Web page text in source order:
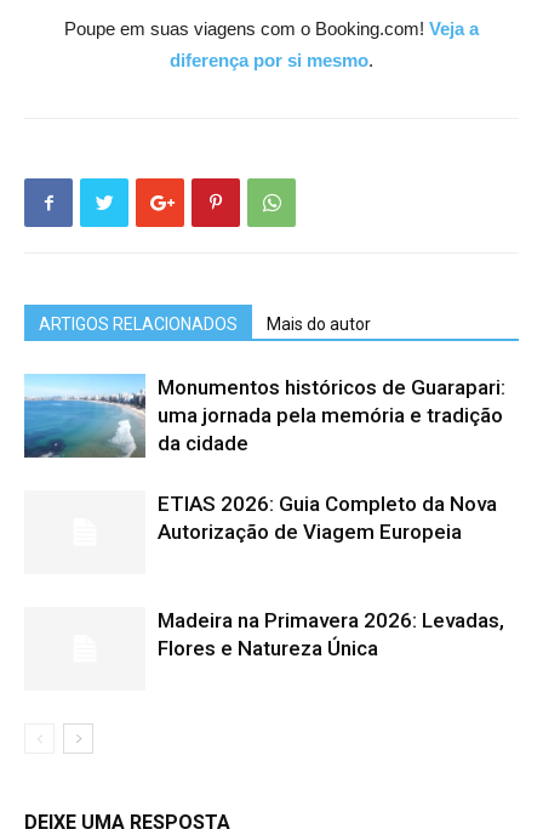
Poupe em suas viagens com o Booking.com! Veja a
diferença por si mesmo.
ARTIGOS RELACIONADOS Mais do autor
Monumentos históricos de Guarapari:
uma jornada pela memória e tradição
da cidade
ETIAS 2026: Guia Completo da Nova
Autorização de Viagem Europeia
Madeira na Primavera 2026: Levadas,
Flores e Natureza Única
DEIXE UMA RESPOSTA